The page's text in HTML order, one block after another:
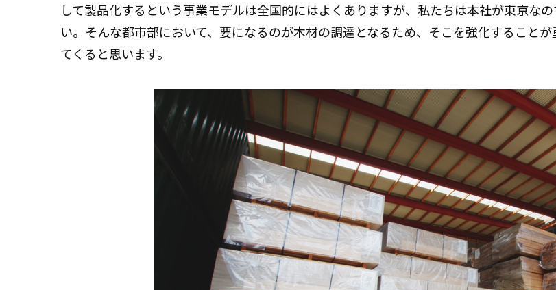
して製品化するという事業モデルは全国的にはよくありますが、私たちは本社が東京な
い。そんな都市部において、要になるのが木材の調達となるため、そこを強化すること
てくると思います。